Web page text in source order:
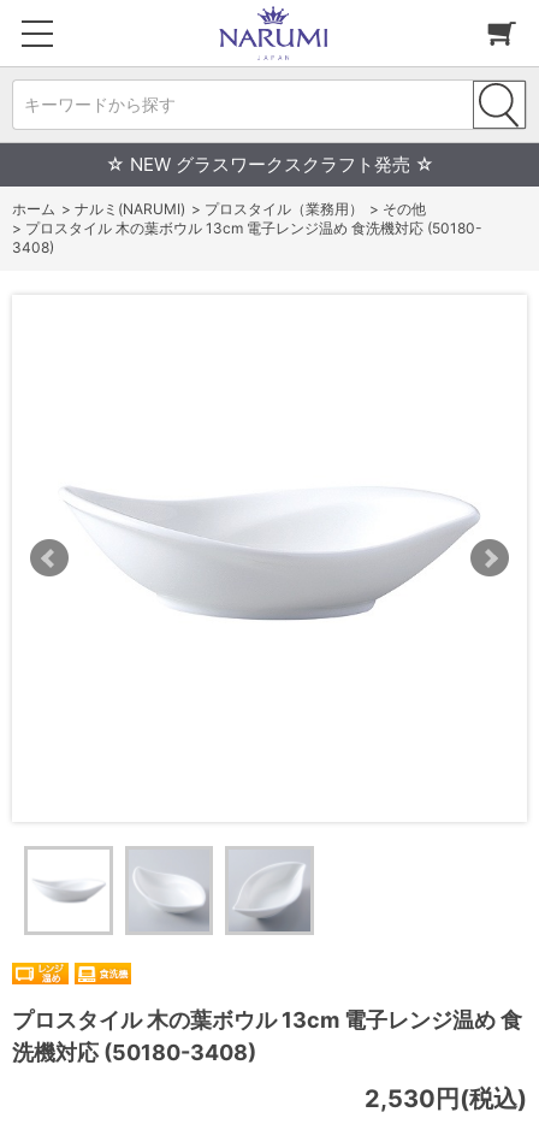
キーワードから探す
☆ NEW グラスワークスクラフト発売 ☆
ホーム > ナルミ(NARUMI) > プロスタイル（業務用） > その他
> プロスタイル 木の葉ボウル 13cm 電子レンジ温め 食洗機対応 (50180-
3408)
プロスタイル 木の葉ボウル 13cm 電子レンジ温め 食
洗機対応 (50180-3408)
2,530円(税込)